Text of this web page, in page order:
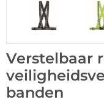
Verstelbaar
banden